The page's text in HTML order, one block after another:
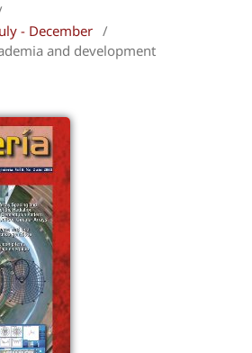
- December /
and development